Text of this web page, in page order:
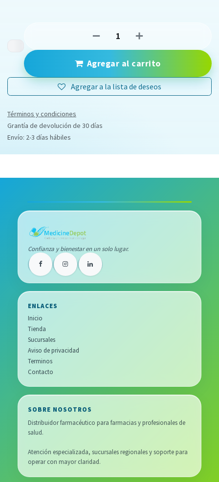
Agregar al carrito
Agregar a la lista de deseos
Términos y condiciones
Grantía de devolución de 30 días
Envío: 2-3 días hábiles
Confianza y bienestar en un solo lugar.
ENLACES
Inicio
Tienda
Sucursales
Aviso de privacidad
Terminos
Contacto
SOBRE NOSOTROS
Distribuidor farmacéutico para farmacias y profesionales de
salud.
Atención especializada, sucursales regionales y soporte para
operar con mayor claridad.